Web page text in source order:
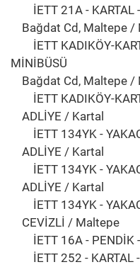
İETT 21A - KARTAL -
Bağdat Cd, Maltepe /
İETT KADIKÖY-
MİNİBÜSÜ
Bağdat Cd, Maltepe /
İETT KADIKÖY-
ADLİYE / Kartal
İETT 134YK -
ADLİYE / Kartal
İETT 134YK -
ADLİYE / Kartal
İETT 134YK -
CEVİZLİ / Maltepe
İETT 16A - PENDİK -
İETT 252 - KARTAL -